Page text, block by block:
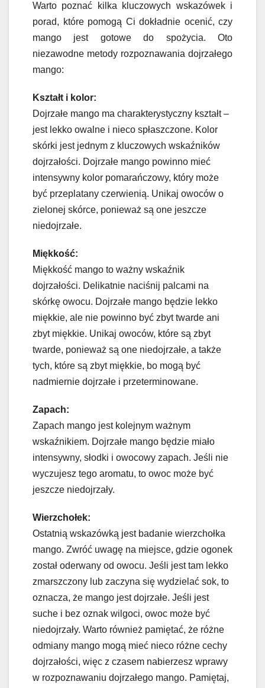
Warto poznać kilka kluczowych wskazówek i
porad, które pomogą Ci dokładnie ocenić, czy
mango jest gotowe do spożycia. Oto
niezawodne metody rozpoznawania dojrzałego
mango:
Kształt i kolor:
Dojrzałe mango ma charakterystyczny kształt –
jest lekko owalne i nieco spłaszczone. Kolor
skórki jest jednym z kluczowych wskaźników
dojrzałości. Dojrzałe mango powinno mieć
intensywny kolor pomarańczowy, który może
być przeplatany czerwienią. Unikaj owoców o
zielonej skórce, ponieważ są one jeszcze
niedojrzałe.
Miękkość:
Miękkość mango to ważny wskaźnik
dojrzałości. Delikatnie naciśnij palcami na
skórkę owocu. Dojrzałe mango będzie lekko
miękkie, ale nie powinno być zbyt twarde ani
zbyt miękkie. Unikaj owoców, które są zbyt
twarde, ponieważ są one niedojrzałe, a także
tych, które są zbyt miękkie, bo mogą być
nadmiernie dojrzałe i przeterminowane.
Zapach:
Zapach mango jest kolejnym ważnym
wskaźnikiem. Dojrzałe mango będzie miało
intensywny, słodki i owocowy zapach. Jeśli nie
wyczujesz tego aromatu, to owoc może być
jeszcze niedojrzały.
Wierzchołek:
Ostatnią wskazówką jest badanie wierzchołka
mango. Zwróć uwagę na miejsce, gdzie ogonek
został oderwany od owocu. Jeśli jest tam lekko
zmarszczony lub zaczyna się wydzielać sok, to
oznacza, że mango jest dojrzałe. Jeśli jest
suche i bez oznak wilgoci, owoc może być
niedojrzały. Warto również pamiętać, że różne
odmiany mango mogą mieć nieco różne cechy
dojrzałości, więc z czasem nabierzesz wprawy
w rozpoznawaniu dojrzałego mango. Pamiętaj,